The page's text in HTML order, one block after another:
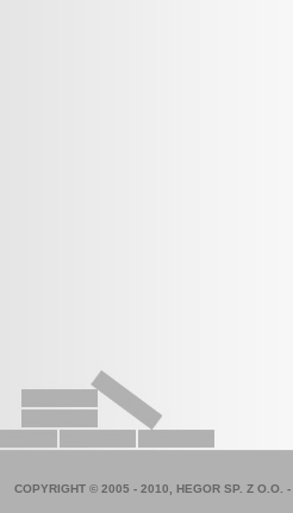
COPYRIGHT © 2005 - 2010, HEGOR SP. Z O.O. -